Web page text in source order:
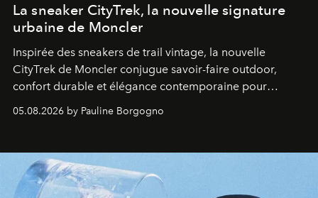
La sneaker CityTrek, la nouvelle signature
urbaine de Moncler
Inspirée des sneakers de trail vintage, la nouvelle
CityTrek de Moncler conjugue savoir-faire outdoor,
confort durable et élégance contemporaine pour
05.08.2026 by Pauline Borgogno